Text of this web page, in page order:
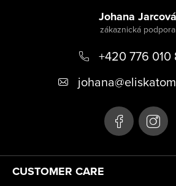
CUSTOMER CARE
Johana Jarcová
+420 776 010
johana@